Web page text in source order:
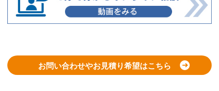
お問い合わせやお見積り希望はこちら